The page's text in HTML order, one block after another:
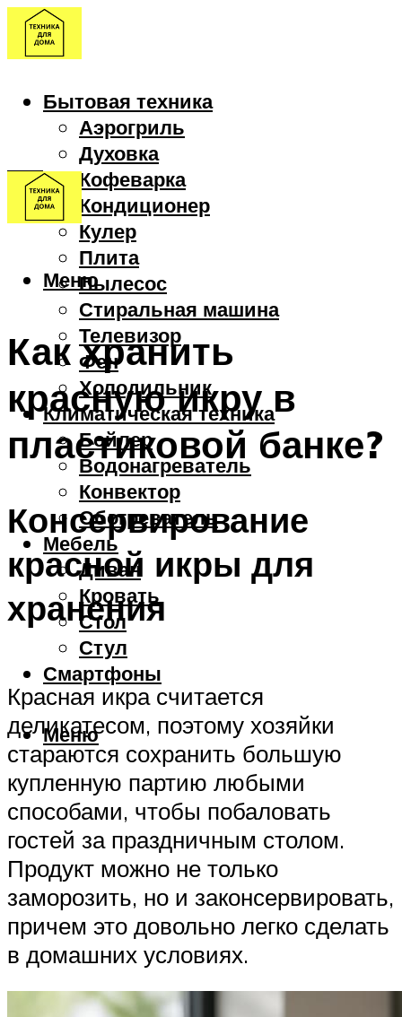
Бытовая техника
Аэрогриль
Духовка
Кофеварка
Кондиционер
Кулер
Плита
Пылесос
Стиральная машина
Телевизор
Фен
Холодильник
Климатическая техника
Бойлер
Водонагреватель
Конвектор
Обогреватель
Мебель
Диван
Кровать
Стол
Стул
Смартфоны
Меню
Меню
Как хранить
красную икру в
пластиковой банке?
Консервирование
красной икры для
хранения
Красная икра считается
деликатесом, поэтому хозяйки
стараются сохранить большую
купленную партию любыми
способами, чтобы побаловать
гостей за праздничным столом.
Продукт можно не только
заморозить, но и законсервировать,
причем это довольно легко сделать
в домашних условиях.